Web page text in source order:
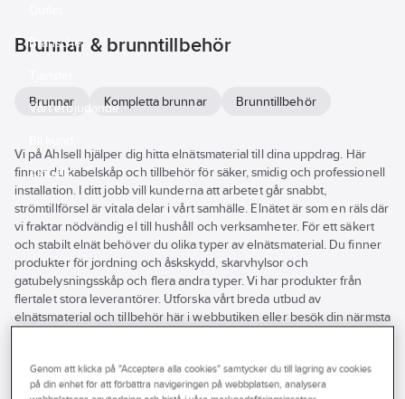
Branscher
Vårt erbjudande
Aktuellt
Brunnar & brunntillbehör
Brunnar Kompletta brunnar Brunntillbehör
Vi på Ahlsell hjälper dig hitta elnätsmaterial till dina uppdrag. Här
finner du kabelskåp och tillbehör för säker, smidig och professionell
installation. I ditt jobb vill kunderna att arbetet går snabbt,
strömtillförsel är vitala delar i vårt samhälle. Elnätet är som en räls där
vi fraktar nödvändig el till hushåll och verksamheter. För ett säkert
och stabilt elnät behöver du olika typer av elnätsmaterial. Du finner
produkter för jordning och åskskydd, skarvhylsor och
gatubelysningsskåp och flera andra typer. Vi har produkter från
flertalet stora leverantörer. Utforska vårt breda utbud av
elnätsmaterial och tillbehör här i webbutiken eller besök din närmsta
Varumärke Lagerförd
alla
filter
Produkter (115)
Genom att klicka på "Acceptera alla cookies" samtycker du till lagring av cookies
på din enhet för att förbättra navigeringen på webbplatsen, analysera